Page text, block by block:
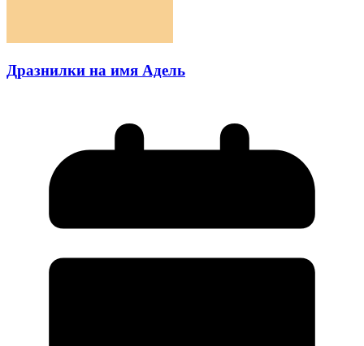
Дразнилки на имя Адель